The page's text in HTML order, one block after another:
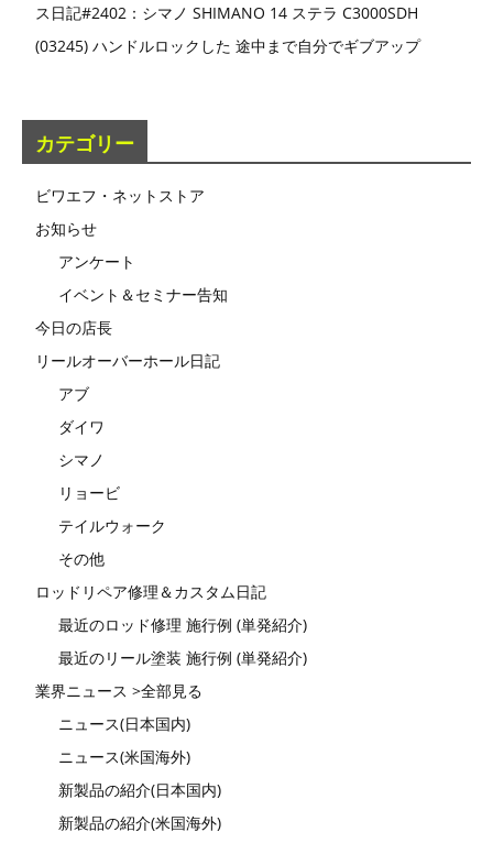
ス日記#2402：シマノ SHIMANO 14 ステラ C3000SDH
(03245) ハンドルロックした 途中まで自分でギブアップ
カテゴリー
ビワエフ・ネットストア
お知らせ
アンケート
イベント＆セミナー告知
今日の店長
リールオーバーホール日記
アブ
ダイワ
シマノ
リョービ
テイルウォーク
その他
ロッドリペア修理＆カスタム日記
最近のロッド修理 施行例 (単発紹介)
最近のリール塗装 施行例 (単発紹介)
業界ニュース >全部見る
ニュース(日本国内)
ニュース(米国海外)
新製品の紹介(日本国内)
新製品の紹介(米国海外)